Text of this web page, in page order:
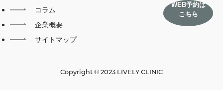
コラム
企業概要
サイトマップ
WEB予約は
こちら
Copyright © 2023 LIVELY CLINIC